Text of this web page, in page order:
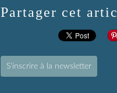
Partager cet
S'inscrire à la newsletter